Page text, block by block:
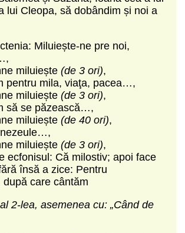
lui Cleopa, să dobândim și noi a
Miluiește-ne pre noi,
miluiește (de 3 ori),
pentru mila, viaţa, pacea…,
miluiește (de 3 ori),
să se păzească…,
miluiește (de 40 ori),
miluiește (de 3 ori),
ecfonisul: Că milostiv; apoi face
însă a zice: Pentru
care cântăm
2-lea, asemenea cu: „Când de